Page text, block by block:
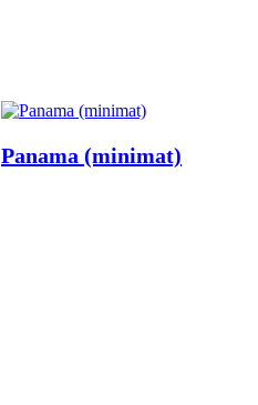
Panama (minimat)